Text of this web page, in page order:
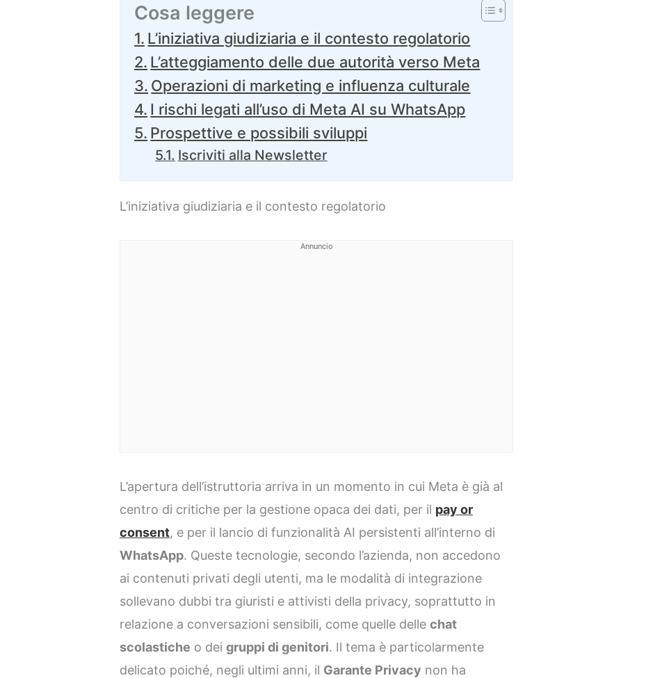
Cosa leggere
L’iniziativa giudiziaria e il contesto regolatorio
L’atteggiamento delle due autorità verso Meta
Operazioni di marketing e influenza culturale
I rischi legati all’uso di Meta AI su WhatsApp
Prospettive e possibili sviluppi
Iscriviti alla Newsletter
L’iniziativa giudiziaria e il contesto regolatorio
Annuncio
L’apertura dell’istruttoria arriva in un momento in cui Meta è già al
centro di critiche per la gestione opaca dei dati, per il pay or
consent, e per il lancio di funzionalità AI persistenti all’interno di
WhatsApp. Queste tecnologie, secondo l’azienda, non accedono
ai contenuti privati degli utenti, ma le modalità di integrazione
sollevano dubbi tra giuristi e attivisti della privacy, soprattutto in
relazione a conversazioni sensibili, come quelle dellechat
scolastiche o deigruppi di genitori. Il tema è particolarmente
delicato poiché, negli ultimi anni, il Garante Privacy non ha